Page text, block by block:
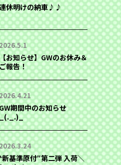
休明けの納車♪♪
お知らせ】GWのお休み＆
報告！
期間中のお知らせ
新基準原付″第二弾 入荷＼